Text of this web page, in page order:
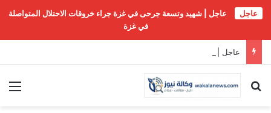
عاجل
عاجل | شهيد وتسعة جرحى في غزة جراء خروقات الاحتلال المتواصلة
في غزة
بحث عن